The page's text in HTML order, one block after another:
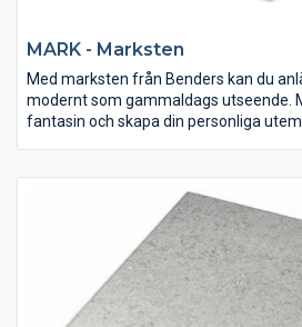
MARK - Marksten
Med marksten från Benders kan du
modernt som gammaldags utseende.
fantasin och skapa din personliga